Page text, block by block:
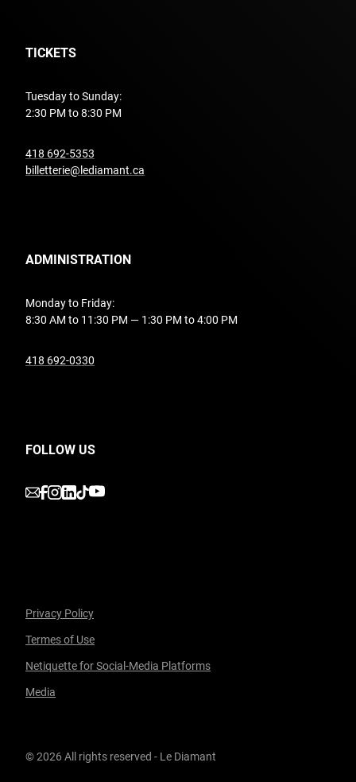
TICKETS
Tuesday to Sunday:
2:30 PM to 8:30 PM
418 692-5353
billetterie@lediamant.ca
ADMINISTRATION
Monday to Friday:
8:30 AM to 11:30 PM — 1:30 PM to 4:00 PM
418 692-0330
FOLLOW US
undefined
undefined
undefined
undefined
undefined
Privacy Policy
Termes of Use
Netiquette for Social-Media Platforms
Media
© 2026 All rights reserved - Le Diamant